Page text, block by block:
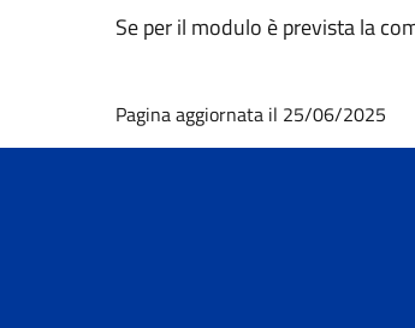
Se per il modulo è prevista la
Pagina aggiornata il 25/06/2025